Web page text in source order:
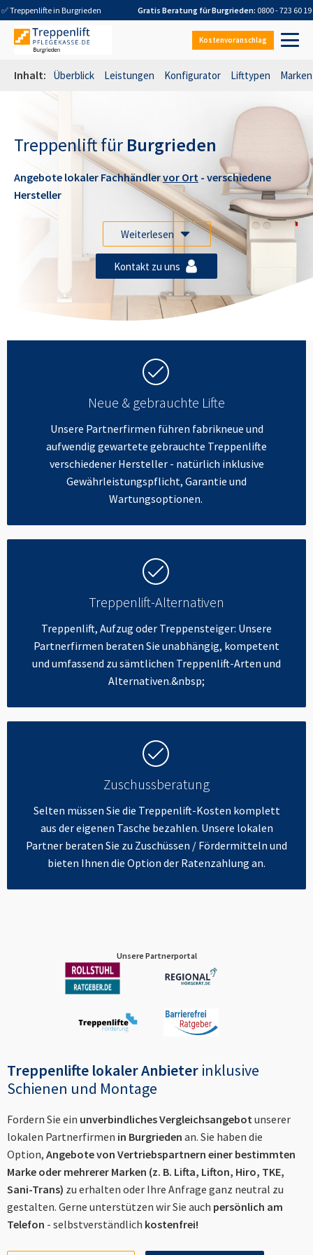
✅ Treppenlifte in Burgrieden Gratis Beratung fürBurgrieden: 0800 - 723 60 19
Kostenvoranschlag
Inhalt: Überblick Leistungen Konfigurator Lifttypen Marken
Treppenlift für Burgrieden
Angebote lokaler Fachhändlervor Ort - verschiedene
Hersteller
Weiterlesen
Kontakt zu uns
Neue & gebrauchte Lifte
Unsere Partnerfirmen führen fabrikneue und
aufwendig gewartete gebrauchte Treppenlifte
verschiedener Hersteller - natürlich inklusive
Gewährleistungspflicht, Garantie und
Wartungsoptionen.
Treppenlift-Alternativen
Treppenlift, Aufzug oder Treppensteiger: Unsere
Partnerfirmen beraten Sie unabhängig, kompetent
und umfassend zu sämtlichen Treppenlift-Arten und
Alternativen.&nbsp;
Zuschussberatung
Selten müssen Sie die Treppenlift-Kosten komplett
aus der eigenen Tasche bezahlen. Unsere lokalen
Partner beraten Sie zu Zuschüssen / Fördermitteln und
bieten Ihnen die Option der Ratenzahlung an.
Unsere Partnerportal
Treppenlifte lokaler Anbieter inklusive
Schienen und Montage
Fordern Sie ein unverbindliches Vergleichsangebotunserer
lokalen Partnerfirmen in Burgrieden an. Sie haben die
Option, Angebote von Vertriebspartnern einer bestimmten
Marke oder mehrerer Marken (z. B. Lifta, Lifton, Hiro, TKE,
Sani-Trans) zu erhalten oder Ihre Anfrage ganz neutral zu
gestalten. Gerne unterstützen wir Sie auch persönlich am
Telefon - selbstverständlich kostenfrei!